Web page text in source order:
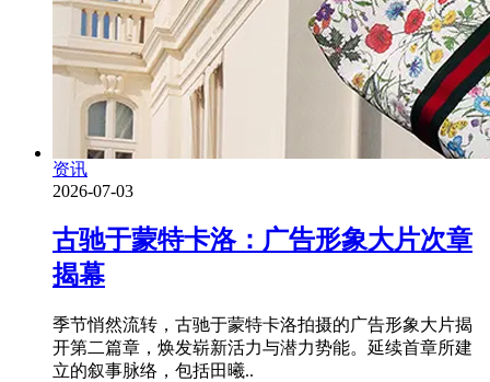
资讯
2026-07-03
古驰于蒙特卡洛：广告形象大片次章
揭幕
季节悄然流转，古驰于蒙特卡洛拍摄的广告形象大片揭
开第二篇章，焕发崭新活力与潜力势能。延续首章所建
立的叙事脉络，包括田曦..